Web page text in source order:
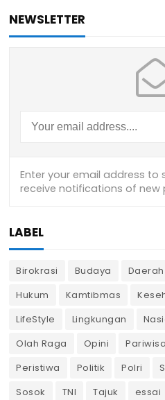
NEWSLETTER
LABEL
Birokrasi Budaya Daerah
Hukum
Kamtibmas
LifeStyle
Lingkungan
Olah Raga
Opini
Peristiwa
Politik Polri
Sosok
TNI Tajuk essai